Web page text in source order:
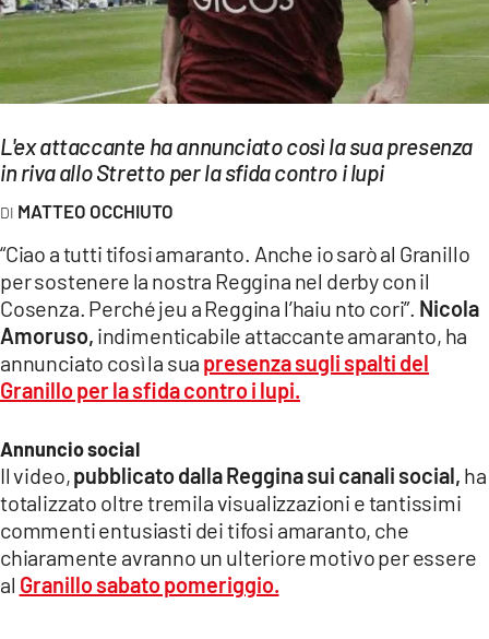
SPORT
Streaming
LAC NETWORK
LAC ONAIR
Network
LACPLAY.IT
LACTV.IT
LACITYMAG.IT
ILREGGINO.IT
COSENZACHANNEL.IT
L'ex attaccante ha annunciato così la sua presenza
in riva allo Stretto per la sfida contro i lupi
MATTEO OCCHIUTO
“Ciao a tutti tifosi amaranto. Anche io sarò al Granillo
per sostenere la nostra Reggina nel derby con il
Cosenza. Perché jeu a Reggina l’haiu nto cori”. Nicola
Amoruso, indimenticabile attaccante amaranto, ha
annunciato così la sua presenza sugli spalti del
Granillo per la sfida contro i lupi.
Annuncio social
Il video,pubblicato dalla Reggina sui canali social, ha
totalizzato oltre tremila visualizzazioni e tantissimi
commenti entusiasti dei tifosi amaranto, che
chiaramente avranno un ulteriore motivo per essere
al Granillo sabato pomeriggio.